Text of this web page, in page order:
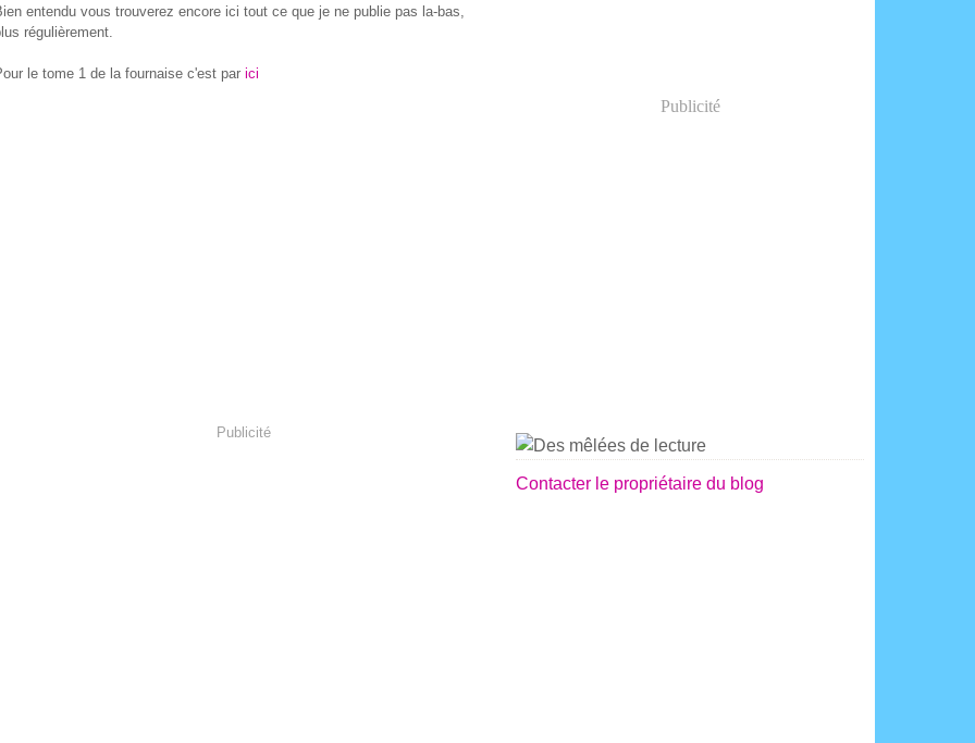
entendu vous trouverez encore ici tout ce que je ne publie pas la-bas,
régulièrement.
le tome 1 de la fournaise c'est par ici
Publicité
Publicité
Contacter le propriétaire du blog